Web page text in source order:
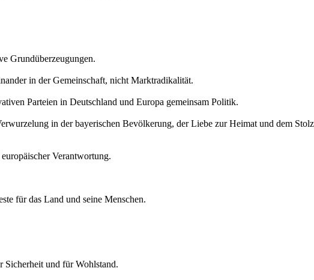
Grundüberzeugungen.
in der Gemeinschaft, nicht Marktradikalität.
Parteien in Deutschland und Europa gemeinsam Politik.
in der bayerischen Bevölkerung, der Liebe zur Heimat und dem
Verantwortung.
für das Land und seine Menschen.
Sicherheit und für Wohlstand.